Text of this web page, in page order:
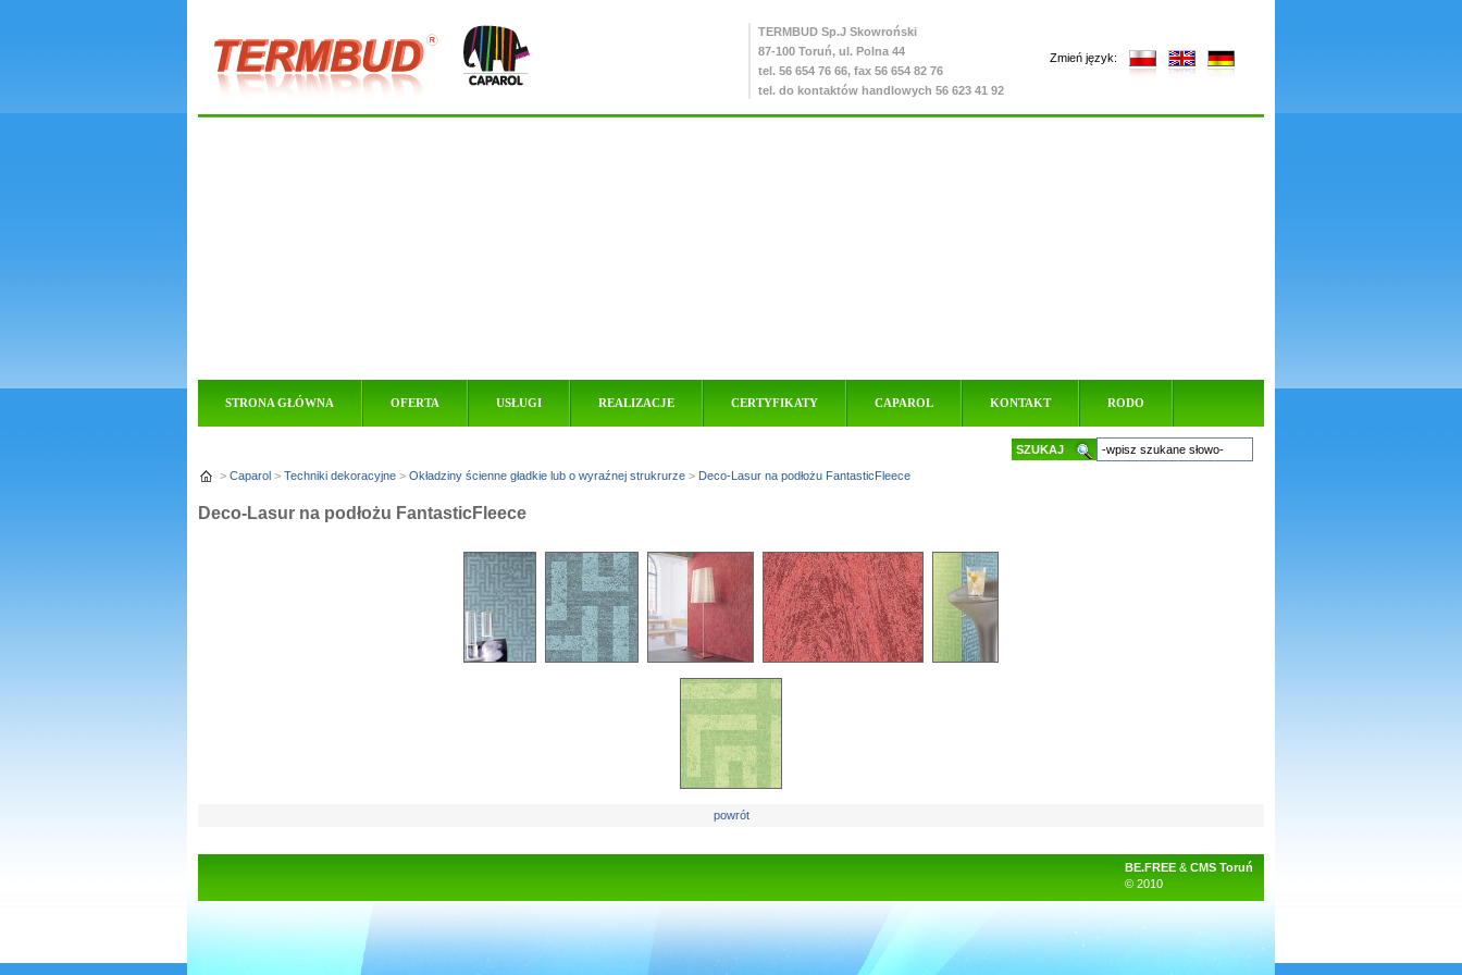
TERMBUD Sp.J Skowroński
87-100 Toruń, ul. Polna 44
tel. 56 654 76 66, fax 56 654 82 76
tel. do kontaktów handlowych 56 623 41 92
Zmień język:
STRONA GŁÓWNA OFERTA USŁUGI REALIZACJE CERTYFIKATY CAPAROL KONTAKT RODO
> Caparol > Techniki dekoracyjne > Okładziny ścienne gładkie lub o wyraźnej strukrurze > Deco-Lasur na podłożu FantasticFleece
Deco-Lasur na podłożu FantasticFleece
powrót
BE.FREE & CMS Toruń
© 2010